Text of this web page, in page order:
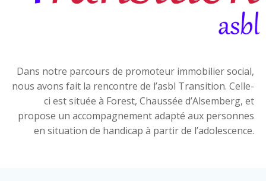
Dans notre parcours de promoteur immobilier social,
nous avons fait la rencontre de l’asbl Transition. Celle-
ci est située à Forest, Chaussée d’Alsemberg, et
propose un accompagnement adapté aux personnes
en situation de handicap à partir de l’adolescence.